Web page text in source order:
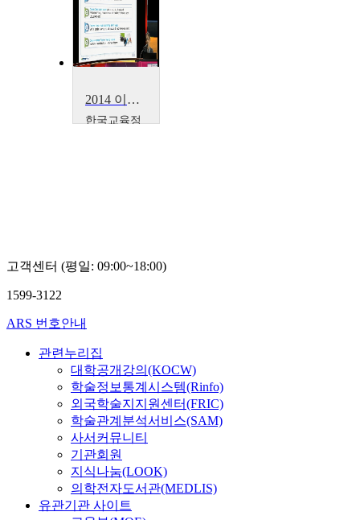
2014 이러닝 국제 콘퍼런스 : What is the Lessons from Education Support Project~
한국교육정
고객센터 (평일: 09:00~18:00)
1599-3122
ARS 번호안내
관련누리집
대학공개강의(KOCW)
학술정보통계시스템(Rinfo)
외국학술지지원센터(FRIC)
학술관계분석서비스(SAM)
사서커뮤니티
기관회원
지식나눔(LOOK)
의학전자도서관(MEDLIS)
유관기관 사이트